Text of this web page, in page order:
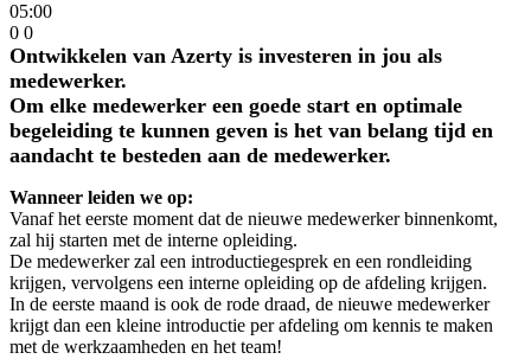
05:00
0 0
Ontwikkelen van Azerty is investeren in jou als
medewerker.
Om elke medewerker een goede start en optimale
begeleiding te kunnen geven is het van belang tijd en
aandacht te besteden aan de medewerker.
Wanneer leiden we op:
Vanaf het eerste moment dat de nieuwe medewerker binnenkomt,
zal hij starten met de interne opleiding.
De medewerker zal een introductiegesprek en een rondleiding
krijgen, vervolgens een interne opleiding op de afdeling krijgen.
In de eerste maand is ook de rode draad, de nieuwe medewerker
krijgt dan een kleine introductie per afdeling om kennis te maken
met de werkzaamheden en het team!